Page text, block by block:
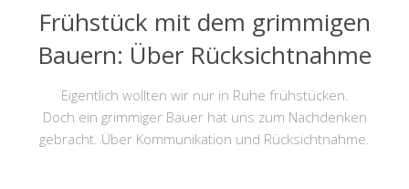
Frühstück mit dem grimmigen
Bauern: Über Rücksichtnahme
Eigentlich wollten wir nur in Ruhe frühstücken.
Doch ein grimmiger Bauer hat uns zum Nachdenken
gebracht. Über Kommunikation und Rücksichtnahme.